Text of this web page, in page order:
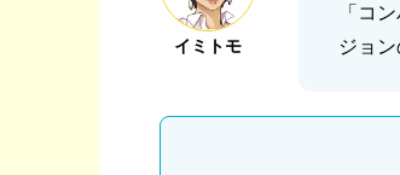
イミトモ
「コ
ジョ